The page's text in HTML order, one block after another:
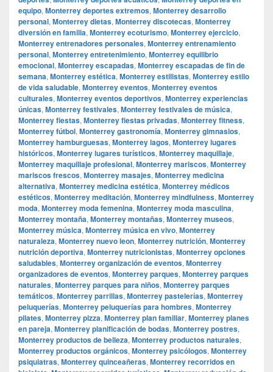
equipo, Monterrey deportes extremos, Monterrey desarrollo
personal, Monterrey dietas, Monterrey discotecas, Monterrey
diversión en familia, Monterrey ecoturismo, Monterrey ejercicio,
Monterrey entrenadores personales, Monterrey entrenamiento
personal, Monterrey entretenimiento, Monterrey equilibrio
emocional, Monterrey escapadas, Monterrey escapadas de fin de
semana, Monterrey estética, Monterrey estilistas, Monterrey estilo
de vida saludable, Monterrey eventos, Monterrey eventos
culturales, Monterrey eventos deportivos, Monterrey experiencias
únicas, Monterrey festivales, Monterrey festivales de música,
Monterrey fiestas, Monterrey fiestas privadas, Monterrey fitness,
Monterrey fútbol, Monterrey gastronomía, Monterrey gimnasios,
Monterrey hamburguesas, Monterrey lagos, Monterrey lugares
históricos, Monterrey lugares turísticos, Monterrey maquillaje,
Monterrey maquillaje profesional, Monterrey mariscos, Monterrey
mariscos frescos, Monterrey masajes, Monterrey medicina
alternativa, Monterrey medicina estética, Monterrey médicos
estéticos, Monterrey meditación, Monterrey mindfulness, Monterrey
moda, Monterrey moda femenina, Monterrey moda masculina,
Monterrey montaña, Monterrey montañas, Monterrey museos,
Monterrey música, Monterrey música en vivo, Monterrey
naturaleza, Monterrey nuevo leon, Monterrey nutrición, Monterrey
nutrición deportiva, Monterrey nutricionistas, Monterrey opciones
saludables, Monterrey organización de eventos, Monterrey
organizadores de eventos, Monterrey parques, Monterrey parques
naturales, Monterrey parques para niños, Monterrey parques
temáticos, Monterrey parrillas, Monterrey pastelerías, Monterrey
peluquerías, Monterrey peluquerías para hombres, Monterrey
pilates, Monterrey pizza, Monterrey plan familiar, Monterrey planes
en pareja, Monterrey planificación de bodas, Monterrey postres,
Monterrey productos de belleza, Monterrey productos naturales,
Monterrey productos orgánicos, Monterrey psicólogos, Monterrey
psiquiatras, Monterrey quinceañeras, Monterrey recorridos en